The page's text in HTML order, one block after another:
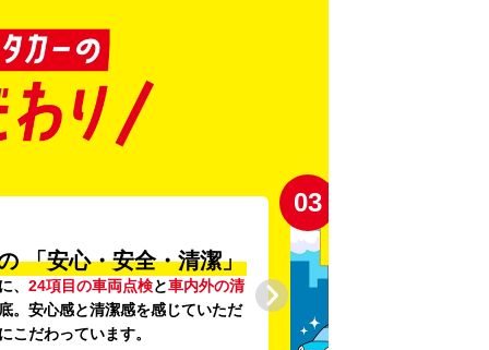
「安心・安全・清潔」
、 24項目の車両点検と車内外の清
。安心感と清潔感を感じていただ
こだわっています。
03